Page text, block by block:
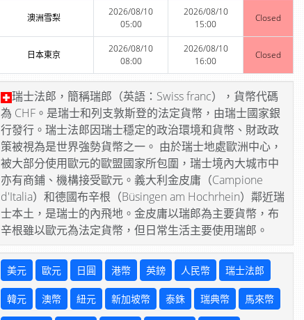
澳洲雪梨
2026/08/10
05:00
2026/08/10
15:00
Closed
日本東京
2026/08/10
08:00
2026/08/10
16:00
Closed
瑞士法郎，簡稱瑞郎（英語：Swiss franc），貨幣代碼
為 CHF。是瑞士和列支敦斯登的法定貨幣，由瑞士國家銀
行發行。瑞士法郎因瑞士穩定的政治環境和貨幣、財政政
策被視為是世界強勢貨幣之一。 由於瑞士地處歐洲中心，
被大部分使用歐元的歐盟國家所包圍，瑞士境內大城市中
亦有商鋪、機構接受歐元。義大利金皮庸（Campione
d'Italia）和德國布辛根（Büsingen am Hochrhein）鄰近瑞
士本土，是瑞士的內飛地。金皮庸以瑞郎為主要貨幣，布
辛根雖以歐元為法定貨幣，但日常生活主要使用瑞郎。
美元 歐元 日圓 港幣 英鎊 人民幣 瑞士法郎
韓元 澳幣 紐元 新加坡幣 泰銖 瑞典幣 馬來幣